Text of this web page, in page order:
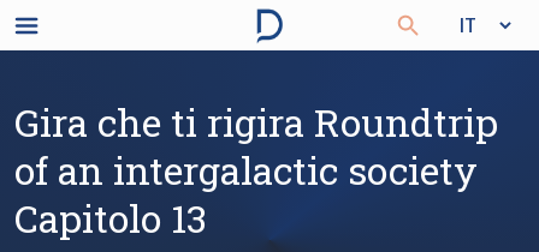
Gira che ti rigira Roundtrip
of an intergalactic society
Capitolo 13